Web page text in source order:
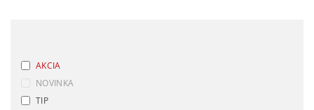
AKCIA
NOVINKA
TIP